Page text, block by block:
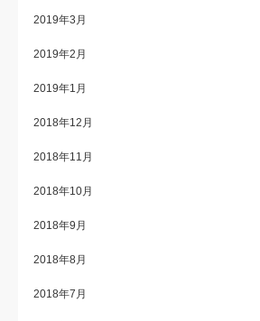
2019年3月
2019年2月
2019年1月
2018年12月
2018年11月
2018年10月
2018年9月
2018年8月
2018年7月